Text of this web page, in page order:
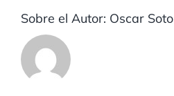
Sobre el Autor: Oscar Soto